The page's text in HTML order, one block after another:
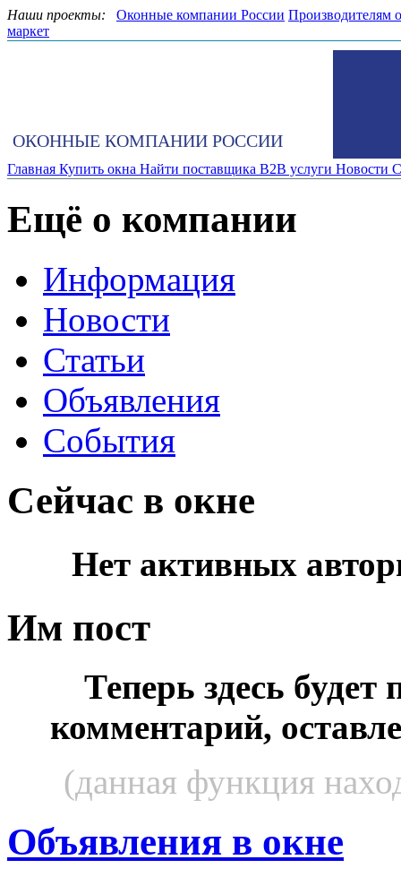
Наши проекты: Оконные компании России Производителям
маркет
ОКОННЫЕ КОМПАНИИ РОССИИ
Главная Купить окна Найти поставщика B2B услуги Новости
Ещё о компании
Информация
Новости
Статьи
Объявления
События
Сейчас в окне
Нет активных
Им пост
Теперь здесь будет
комментарий,
(данная функция
Объявления в окне